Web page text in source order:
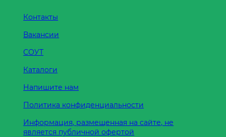
Контакты
Вакансии
СОУТ
Каталоги
Напишите нам
Политика конфиденциальности
Информация, размещенная на сайте, не
является публичной офертой